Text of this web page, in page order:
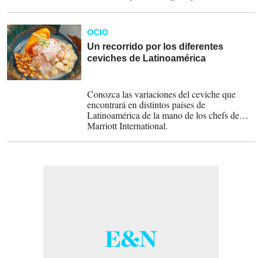
OCIO
Un recorrido por los diferentes
ceviches de Latinoamérica
Conozca las variaciones del ceviche que
encontrará en distintos países de
Latinoamérica de la mano de los chefs de
Marriott International.